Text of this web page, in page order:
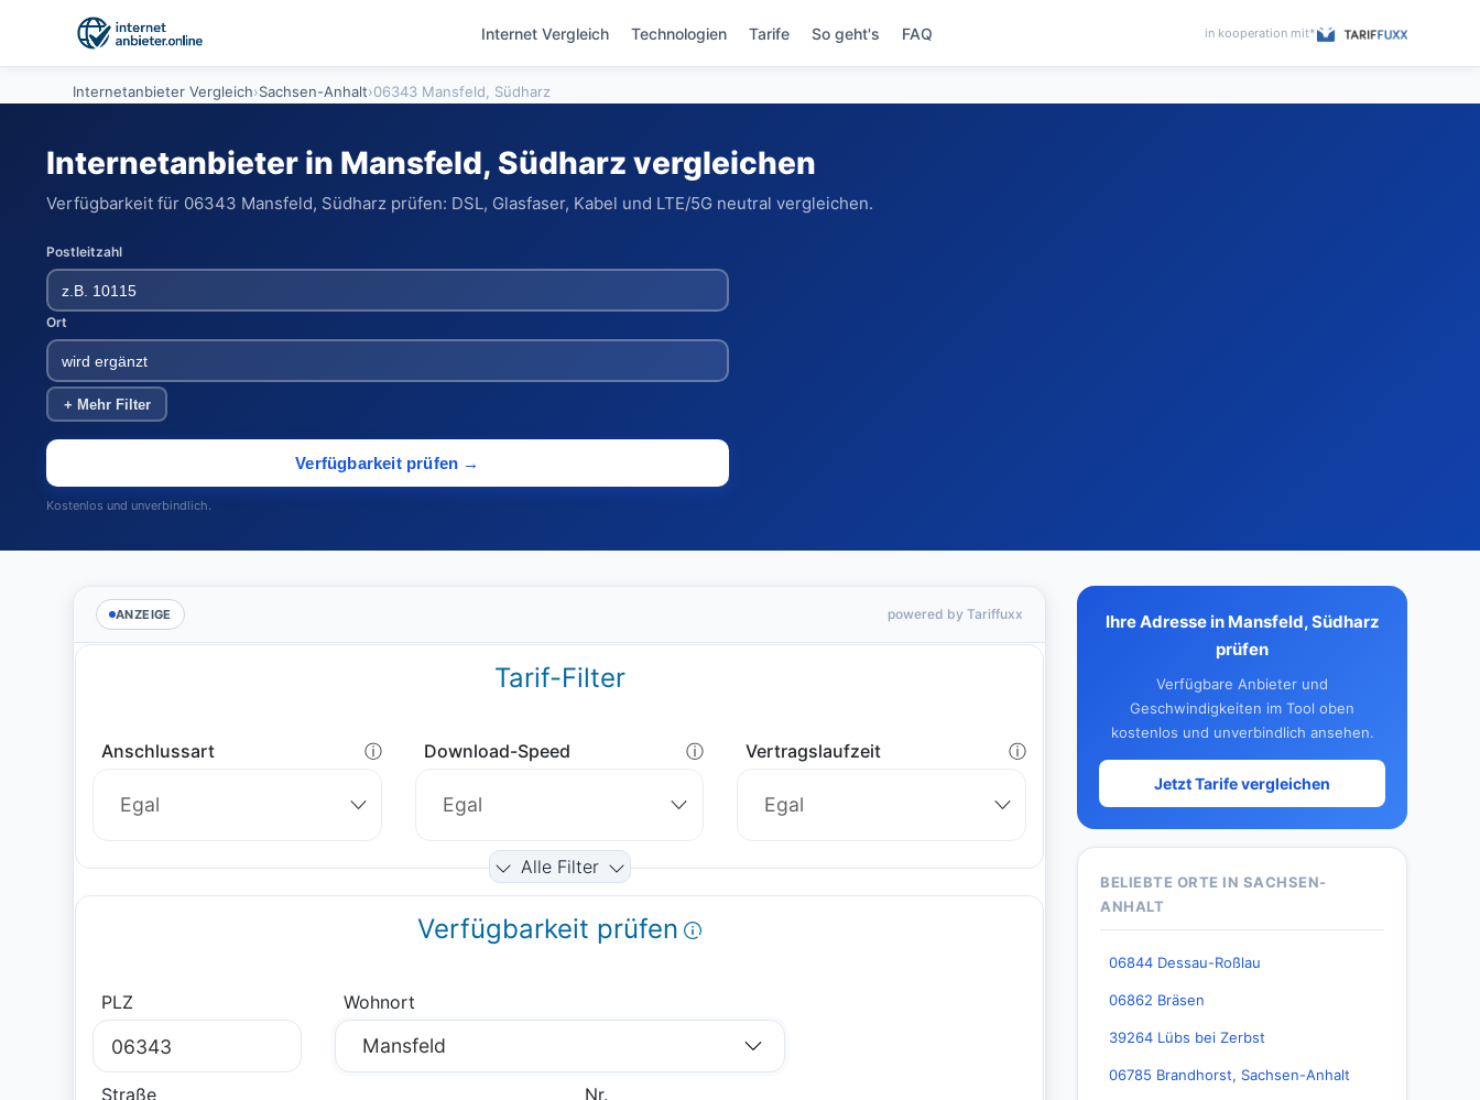
Internet Vergleich Technologien Tarife So geht's FAQ in kooperation mit*
Internetanbieter Vergleich›Sachsen-Anhalt›06343 Mansfeld, Südharz
Internetanbieter in Mansfeld, Südharz vergleichen
Verfügbarkeit für 06343 Mansfeld, Südharz prüfen: DSL, Glasfaser, Kabel und LTE/5G neutral vergleichen.
Postleitzahl
Ort
+ Mehr Filter
Verfügbarkeit prüfen →
Kostenlos und unverbindlich.
ANZEIGE powered by Tariffuxx
Ihre Adresse in Mansfeld, Südharz
prüfen
Verfügbare Anbieter und
Geschwindigkeiten im Tool oben
kostenlos und unverbindlich ansehen.
Jetzt Tarife vergleichen
BELIEBTE ORTE IN SACHSEN-
ANHALT
06844 Dessau-Roßlau
06862 Bräsen
39264 Lübs bei Zerbst
06785 Brandhorst, Sachsen-Anhalt